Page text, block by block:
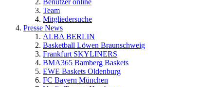
Benutzer online
Team
Mitgliedersuche
Presse News
ALBA BERLIN
Basketball Löwen Braunschweig
Frankfurt SKYLINERS
BMA365 Bamberg Baskets
EWE Baskets Oldenburg
FC Bayern München